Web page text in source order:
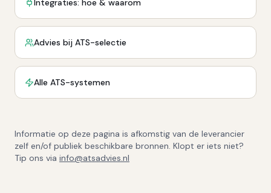
Integraties: hoe & waarom
Advies bij ATS-selectie
Alle ATS-systemen
Informatie op deze pagina is afkomstig van de leverancier
zelf en/of publiek beschikbare bronnen. Klopt er iets niet?
Tip ons via info@atsadvies.nl